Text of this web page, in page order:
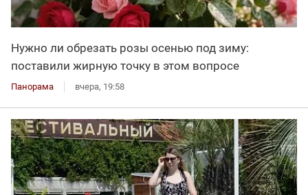
Нужно ли обрезать розы осенью под зиму:
поставили жирную точку в этом вопросе
Панорама вчера, 19:58